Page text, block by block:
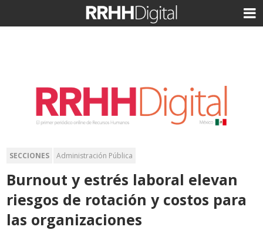
SECCIONES Administración Pública
Burnout y estrés laboral elevan
riesgos de rotación y costos para
las organizaciones